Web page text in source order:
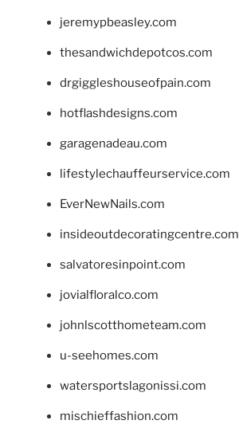
jeremypbeasley.com
thesandwichdepotcos.com
drgiggleshouseofpain.com
hotflashdesigns.com
garagenadeau.com
lifestylechauffeurservice.com
EverNewNails.com
insideoutdecoratingcentre.com
salvatoresinpoint.com
jovialfloralco.com
johnlscotthometeam.com
u-seehomes.com
watersportslagonissi.com
mischieffashion.com